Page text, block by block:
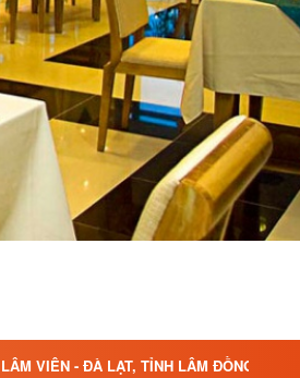
VIÊN - ĐÀ LẠT, TỈNH LÂM ĐỒNG